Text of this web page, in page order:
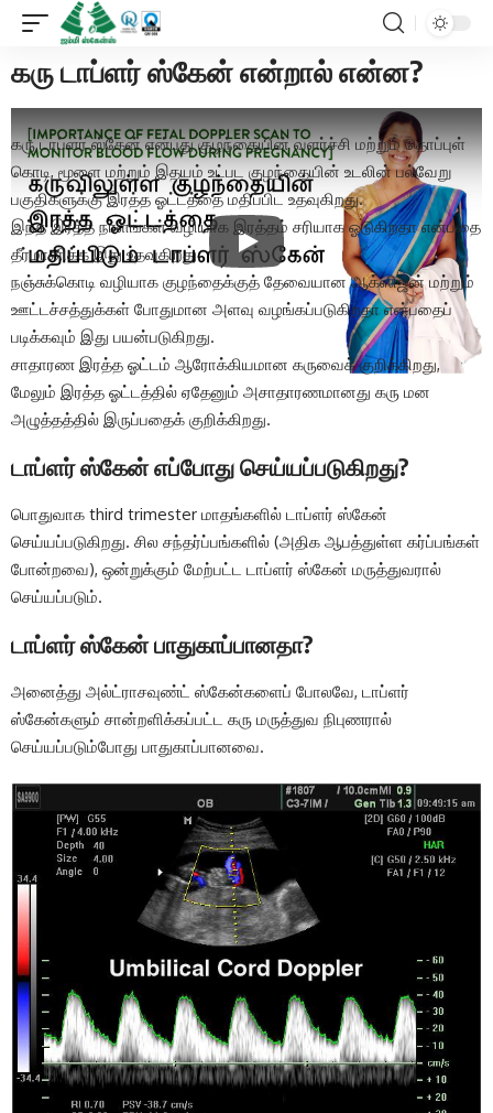
கரு டாப்ளர் ஸ்கேன் என்றால் என்ன?
கரு டாப்ளர் ஸ்கேன் என்பது குழந்தையின் வளர்ச்சி மற்றும் தொப்புள்
கொடி, மூளை மற்றும் இதயம் உட்பட குழந்தையின் உடலின் பல்வேறு
பகுதிகளுக்கு இரத்த ஓட்டத்தை மதிப்பிட உதவுகிறது.
இந்த இரத்த நாளங்கள் வழியாக இரத்தம் சரியாக ஓடுகிறதா என்பதை
தீர்மானிக்க இது உதவுகிறது.
நஞ்சுக்கொடி வழியாக குழந்தைக்குத் தேவையான ஆக்ஸிஜன் மற்றும்
ஊட்டச்சத்துக்கள் போதுமான அளவு வழங்கப்படுகிறதா என்பதைப்
படிக்கவும் இது பயன்படுகிறது.
சாதாரண இரத்த ஓட்டம் ஆரோக்கியமான கருவைக் குறிக்கிறது,
மேலும் இரத்த ஓட்டத்தில் ஏதேனும் அசாதாரணமானது கரு மன
அழுத்தத்தில் இருப்பதைக் குறிக்கிறது.
டாப்ளர் ஸ்கேன் எப்போது செய்யப்படுகிறது?
பொதுவாக third trimester மாதங்களில் டாப்ளர் ஸ்கேன்
செய்யப்படுகிறது. சில சந்தர்ப்பங்களில் (அதிக ஆபத்துள்ள கர்ப்பங்கள்
போன்றவை), ஒன்றுக்கும் மேற்பட்ட டாப்ளர் ஸ்கேன் மருத்துவரால்
செய்யப்படும்.
டாப்ளர் ஸ்கேன் பாதுகாப்பானதா?
அனைத்து அல்ட்ராசவுண்ட் ஸ்கேன்களைப் போலவே, டாப்ளர்
ஸ்கேன்களும் சான்றளிக்கப்பட்ட கரு மருத்துவ நிபுணரால்
செய்யப்படும்போது பாதுகாப்பானவை.